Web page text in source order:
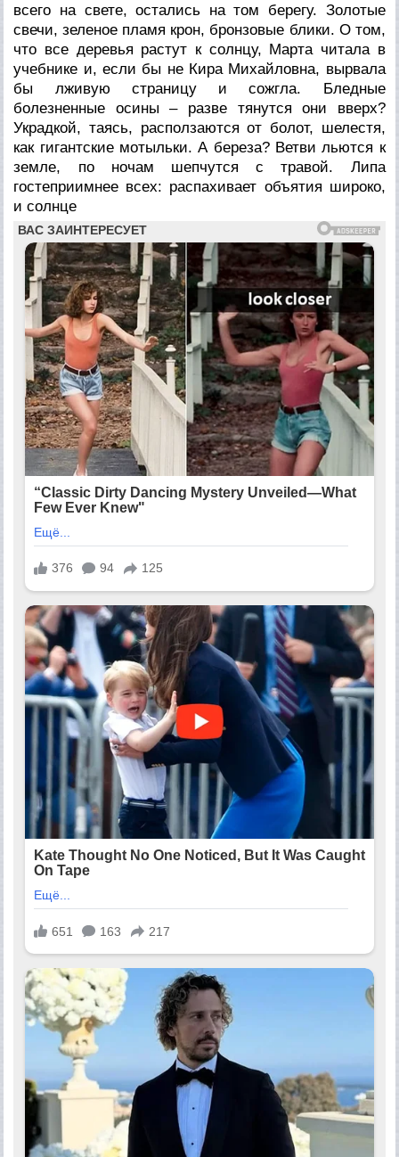
всего на свете, остались на том берегу. Золотые
свечи, зеленое пламя крон, бронзовые блики. О том,
что все деревья растут к солнцу, Марта читала в
учебнике и, если бы не Кира Михайловна, вырвала
бы лживую страницу и сожгла. Бледные
болезненные осины – разве тянутся они вверх?
Украдкой, таясь, расползаются от болот, шелестя,
как гигантские мотыльки. А береза? Ветви льются к
земле, по ночам шепчутся с травой. Липа
гостеприимнее всех: распахивает объятия широко,
и солнце